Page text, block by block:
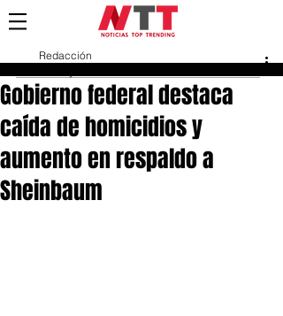
Gobierno federal destaca
caída de homicidios y
aumento en respaldo a
Sheinbaum
Redacción